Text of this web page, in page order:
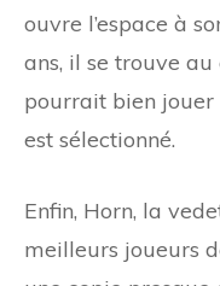
ouvre l’espace à
ans, il se trouve
pourrait bien
est sélectionné.
Enfin, Horn, la
meilleurs joueurs